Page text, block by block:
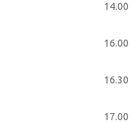
14.00
16.00
16.30
17.00